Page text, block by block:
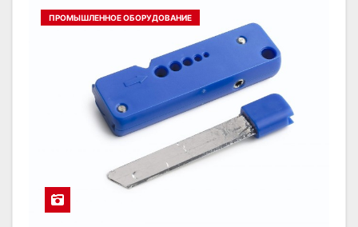
ПРОМЫШЛЕННОЕ ОБОРУДОВАНИЕ